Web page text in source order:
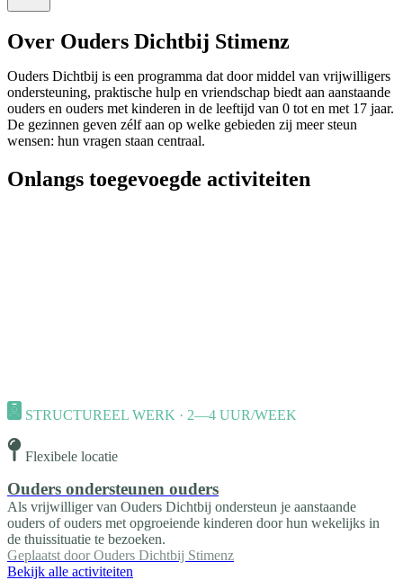
Over Ouders Dichtbij Stimenz
Ouders Dichtbij is een programma dat door middel van vrijwilligers
ondersteuning, praktische hulp en vriendschap biedt aan aanstaande
ouders en ouders met kinderen in de leeftijd van 0 tot en met 17 jaar.
De gezinnen geven zélf aan op welke gebieden zij meer steun
wensen: hun vragen staan centraal.
Onlangs toegevoegde activiteiten
STRUCTUREEL WERK · 2—4 UUR/WEEK
Flexibele locatie
Ouders ondersteunen ouders
Als vrijwilliger van Ouders Dichtbij ondersteun je aanstaande
ouders of ouders met opgroeiende kinderen door hun wekelijks in
de thuissituatie te bezoeken.
Geplaatst door Ouders Dichtbij Stimenz
Bekijk alle activiteiten